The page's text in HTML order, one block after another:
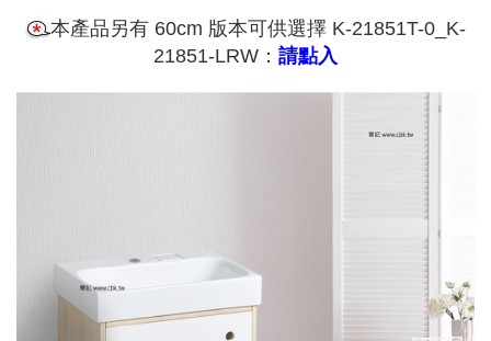
本產品另有 60cm 版本可供選擇 K-21851T-0_K-
21851-LRW： 請點入